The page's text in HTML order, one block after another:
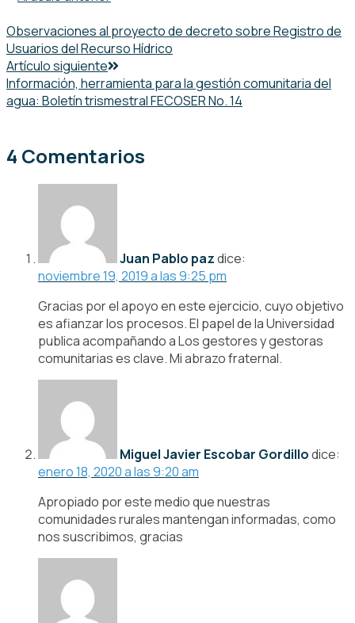
Observaciones al proyecto de decreto sobre Registro de
Usuarios del Recurso Hídrico
Artículo siguiente
Información, herramienta para la gestión comunitaria del
agua: Boletín trismestral FECOSER No. 14
4 Comentarios
Juan Pablo pazdice:
noviembre 19, 2019 a las 9:25 pm
Gracias por el apoyo en este ejercicio, cuyo objetivo
es afianzar los procesos. El papel de la Universidad
publica acompañando a Los gestores y gestoras
comunitarias es clave. Mi abrazo fraternal.
Miguel Javier Escobar Gordillodice:
enero 18, 2020 a las 9:20 am
Apropiado por este medio que nuestras
comunidades rurales mantengan informadas, como
nos suscribimos, gracias